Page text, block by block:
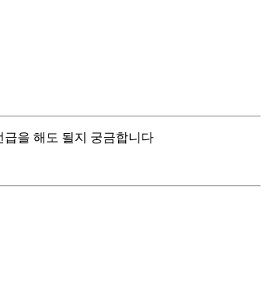
급을 해도 될지 궁금합니다